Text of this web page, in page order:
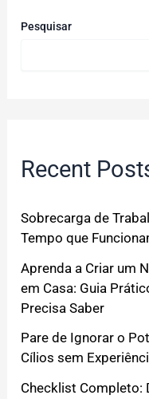
Pesquisar
Recent
Sobrecarga de
Tempo que
Aprenda a Criar um
em Casa: Guia
Precisa Saber
Pare de Ignorar o
Cílios sem
Checklist Completo: